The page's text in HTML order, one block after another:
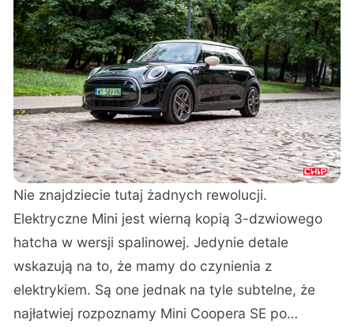
Nie znajdziecie tutaj żadnych rewolucji.
Elektryczne Mini jest wierną kopią 3-dzwiowego
hatcha w wersji spalinowej. Jedynie detale
wskazują na to, że mamy do czynienia z
elektrykiem. Są one jednak na tyle subtelne, że
najłatwiej rozpoznamy Mini Coopera SE po…